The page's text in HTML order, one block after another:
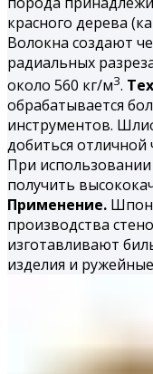
красного дерева
Волокна создают
радиальных
около 560 кг/м3.
обрабатывается
инструментов.
добиться отличной
При
получить
Применение. Шпон
производства
изготавливают
изделия и